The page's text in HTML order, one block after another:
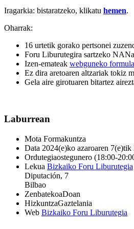
Iragarkia: bistaratzeko, klikatu hemen.
Oharrak:
16 urtetik gorako pertsonei
Foru Liburutegira sartzeko
Izen-emateak webguneko
Ez dira aretoaren altzariak tokiz
Gela aire girotuaren bitartez
Laburrean
Mota Formakuntza
Data 2024(e)ko azaroaren
Ordutegiaostegunero (18:00-
Lekua Bizkaiko Foru Liburutegia
Diputación, 7
Bilbao
ZenbatekoaDoan
HizkuntzaGaztelania
Web Bizkaiko Foru Liburutegia